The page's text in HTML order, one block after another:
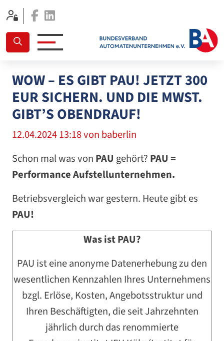
Facebook
WOW – ES GIBT PAU! JETZT 300
EUR SICHERN. UND DIE MWST.
GIBT’S OBENDRAUF!
12.04.2024 13:18von baberlin
Schon mal was von PAU gehört? PAU =
Performance Aufstellunternehmen.
Betriebsvergleich war gestern. Heute gibt es
PAU!
Was ist PAU?
PAU ist eine anonyme Datenerhebung zu den
wesentlichen Kennzahlen Ihres Unternehmens
bzgl. Erlöse, Kosten, Angebotsstruktur und
Ihren Beschäftigten, die seit Jahrzehnten
jährlich durch das renommierte